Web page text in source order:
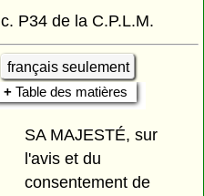
c. P34 de la C.P.L.M.
français seulement
Table des matières
SA MAJESTÉ, sur
l'avis et du
consentement de